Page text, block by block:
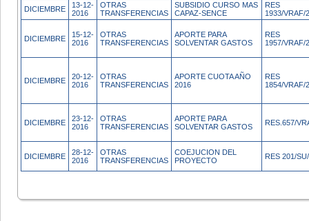
DICIEMBRE
13-12-
2016
OTRAS
TRANSFERENCIAS
SUBSIDIO CURSO MAS
CAPAZ-SENCE
RES
1933/VRAF/
DICIEMBRE
15-12-
2016
OTRAS
TRANSFERENCIAS
APORTE PARA
SOLVENTAR GASTOS
RES
1957/VRAF/
DICIEMBRE
20-12-
2016
OTRAS
TRANSFERENCIAS
APORTE CUOTA AÑO
2016
RES
1854/VRAF/
DICIEMBRE
23-12-
2016
OTRAS
TRANSFERENCIAS
APORTE PARA
SOLVENTAR GASTOS
RES.657/
DICIEMBRE
28-12-
2016
OTRAS
TRANSFERENCIAS
COEJUCION DEL
PROYECTO
RES 201/